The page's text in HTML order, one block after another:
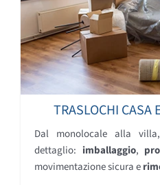
TRASLOCHI CASA
Dal monolocale alla
dettaglio: imballaggio,
movimentazione sicura e